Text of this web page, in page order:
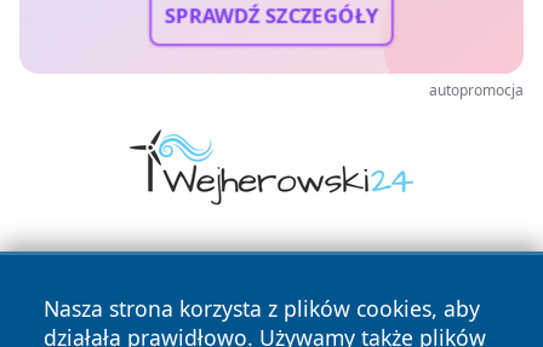
SPRAWDŹ SZCZEGÓŁY
autopromocja
Nasza strona korzysta z plików cookies, aby
działała prawidłowo. Używamy także plików